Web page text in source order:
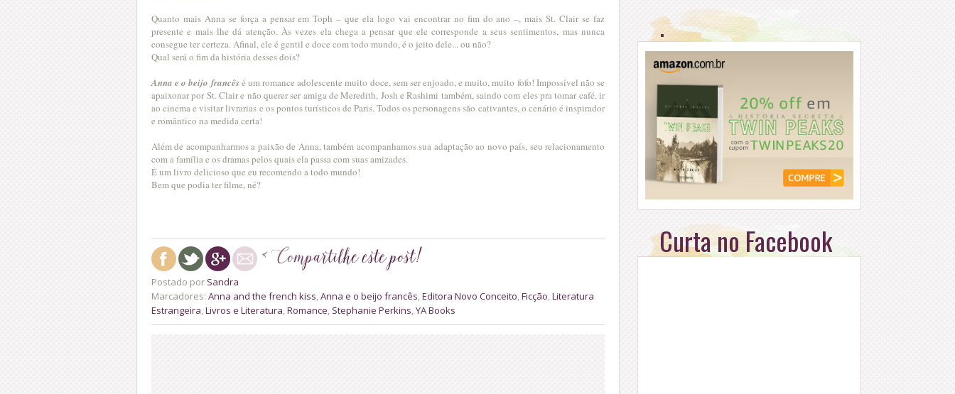
Quanto mais Anna se força a pensar em Toph – que ela logo vai encontrar no fim do ano –, mais St. Clair se faz
presente e mais lhe dá atenção. Às vezes ela chega a pensar que ele corresponde a seus sentimentos, mas nunca
consegue ter certeza. Afinal, ele é gentil e doce com todo mundo, é o jeito dele... ou não?
Qual será o fim da história desses dois?
Anna e o beijo francêsé um romance adolescente muito doce, sem ser enjoado, e muito, muito fofo! Impossível não se
apaixonar por St. Clair e não querer ser amiga de Meredith, Josh e Rashimi também, saindo com eles pra tomar café, ir
ao cinema e visitar livrarias e os pontos turísticos de Paris. Todos os personagens são cativantes, o cenário é inspirador
e romântico na medida certa!
Além de acompanharmos a paixão de Anna, também acompanhamos sua adaptação ao novo país, seu relacionamento
com a família e os dramas pelos quais ela passa com suas amizades.
É um livro delicioso que eu recomendo a todo mundo!
Bem que podia ter filme, né?
Postado por Sandra
Marcadores: Anna and the french kiss Anna e o beijo francês Editora Novo Conceito Ficção Literatura
Estrangeira Livros e Literatura Romance Stephanie Perkins YA Books
.
Curta no Facebook